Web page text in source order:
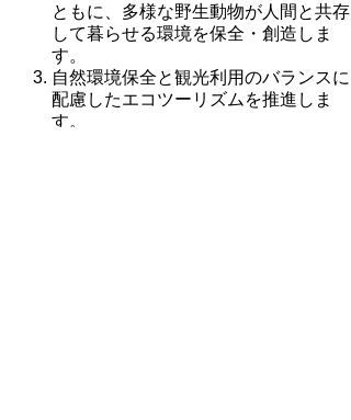
ともに、多様な野生動物が人間と共存
して暮らせる環境を保全・創造しま
す。
自然環境保全と観光利用のバランスに
配慮したエコツーリズムを推進しま
す。